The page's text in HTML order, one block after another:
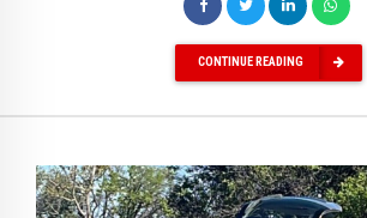
CONTINUE READING